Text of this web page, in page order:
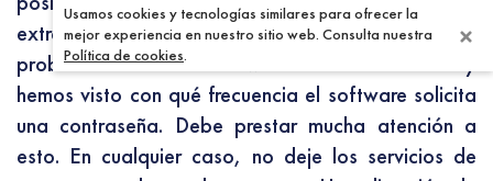
extremadamente confiable. La cosa es que hemos
probado muchos sitios web como el nuestro y
hemos visto con qué frecuencia el software solicita
una contraseña. Debe prestar mucha atención a
esto. En cualquier caso, no deje los servicios de
Usamos cookies y tecnologías similares para ofrecer la
mejor experiencia en nuestro sitio web. Consulta nuestra
Política de cookies.